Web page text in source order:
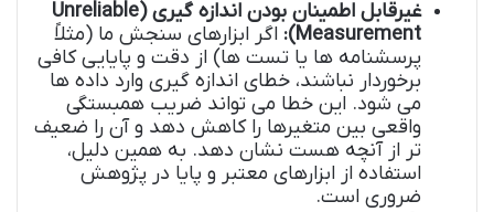
غیرقابل اطمینان بودن اندازه گیری (Unreliable
Measurement):
اگر ابزارهای سنجش ما (مثلاً
پرسشنامه ها یا تست ها) از دقت و پایایی کافی
برخوردار نباشند، خطای اندازه گیری وارد داده ها
می شود. این خطا می تواند ضریب همبستگی
واقعی بین متغیرها را کاهش دهد و آن را ضعیف
تر از آنچه هست نشان دهد. به همین دلیل،
استفاده از ابزارهای معتبر و پایا در پژوهش
ضروری است.